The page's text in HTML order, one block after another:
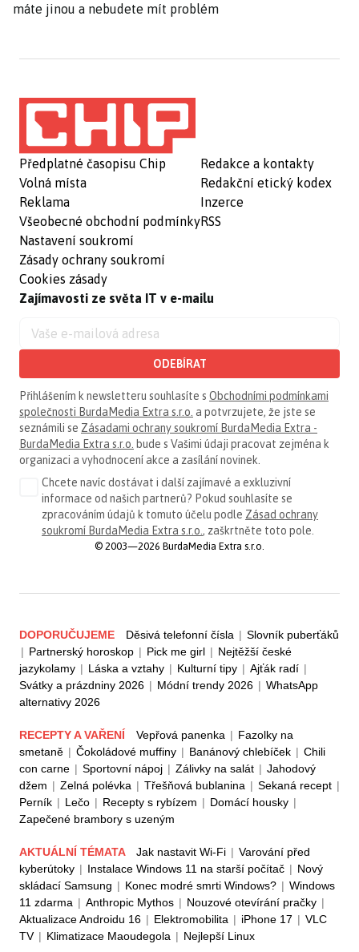
máte jinou a nebudete mít problém
Předplatné časopisu Chip
Volná místa
Reklama
Všeobecné obchodní podmínky
Nastavení soukromí
Zásady ochrany soukromí
Cookies zásady
Redakce a kontakty
Redakční etický kodex
Inzerce
RSS
Zajímavosti ze světa IT v e-mailu
ODEBÍRAT
Přihlášením k newsletteru souhlasíte s Obchodními podmínkami
společnosti BurdaMedia Extra s.r.o. a potvrzujete, že jste se
seznámili se Zásadami ochrany soukromí BurdaMedia Extra -
BurdaMedia Extra s.r.o. bude s Vašimi údaji pracovat zejména k
organizaci a vyhodnocení akce a zasílání novinek.
Chcete navíc dostávat i další zajímavé a exkluzivní
informace od našich partnerů? Pokud souhlasíte se
zpracováním údajů k tomuto účelu podle Zásad ochrany
soukromí BurdaMedia Extra s.r.o. , zaškrtněte toto pole.
© 2003—2026 BurdaMedia Extra s.r.o.
DOPORUČUJEME Děsivá telefonní čísla | Slovník puberťáků
| Partnerský horoskop | Pick me girl | Nejtěžší české
jazykolamy | Láska a vztahy | Kulturní tipy | Ajťák radí |
Svátky a prázdniny 2026 | Módní trendy 2026 | WhatsApp
alternativy 2026
RECEPTY A VAŘENÍ Vepřová panenka | Fazolky na
smetaně | Čokoládové muffiny | Banánový chlebíček | Chili
con carne | Sportovní nápoj | Zálivky na salát | Jahodový
džem | Zelná polévka | Třešňová bublanina | Sekaná recept |
Perník | Lečo | Recepty s rybízem | Domácí housky |
Zapečené brambory s uzeným
AKTUÁLNÍ TÉMATA Jak nastavit Wi-Fi | Varování před
kyberútoky | Instalace Windows 11 na starší počítač | Nový
skládací Samsung | Konec modré smrti Windows? | Windows
11 zdarma | Anthropic Mythos | Nouzové otevírání pračky |
Aktualizace Androidu 16 | Elektromobilita | iPhone 17 | VLC
TV | Klimatizace Maoudegola | Nejlepší Linux